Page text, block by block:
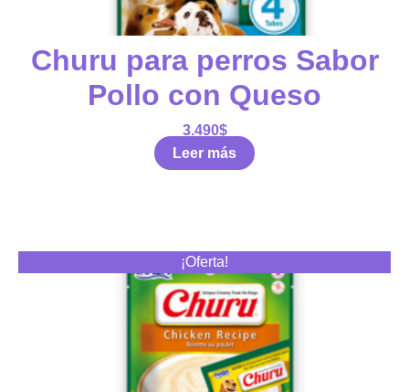
Churu para perros Sabor
Pollo con Queso
3.490$
Leer más
¡Oferta!